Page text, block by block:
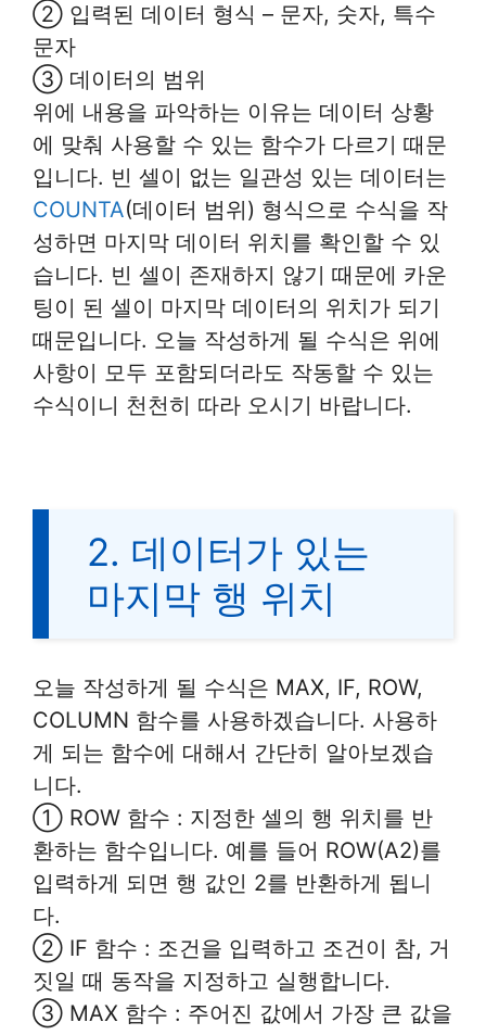
② 입력된 데이터 형식 – 문자, 숫자, 특수
문자
③ 데이터의 범위
위에 내용을 파악하는 이유는 데이터 상황
에 맞춰 사용할 수 있는 함수가 다르기 때문
입니다. 빈 셀이 없는 일관성 있는 데이터는
COUNTA(데이터 범위) 형식으로 수식을 작
성하면 마지막 데이터 위치를 확인할 수 있
습니다. 빈 셀이 존재하지 않기 때문에 카운
팅이 된 셀이 마지막 데이터의 위치가 되기
때문입니다. 오늘 작성하게 될 수식은 위에
사항이 모두 포함되더라도 작동할 수 있는
수식이니 천천히 따라 오시기 바랍니다.
2. 데이터가 있는
마지막 행 위치
오늘 작성하게 될 수식은 MAX, IF, ROW,
COLUMN 함수를 사용하겠습니다. 사용하
게 되는 함수에 대해서 간단히 알아보겠습
니다.
① ROW 함수 : 지정한 셀의 행 위치를 반
환하는 함수입니다. 예를 들어 ROW(A2)를
입력하게 되면 행 값인 2를 반환하게 됩니
다.
② IF 함수 : 조건을 입력하고 조건이 참, 거
짓일 때 동작을 지정하고 실행합니다.
③ MAX 함수 : 주어진 값에서 가장 큰 값을